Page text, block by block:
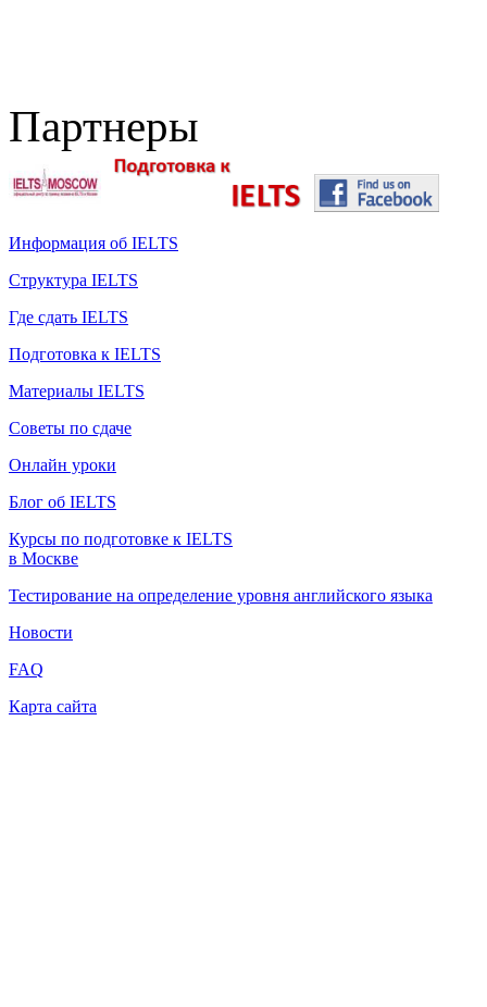
Партнеры
Информация об IELTS
Структура IELTS
Где сдать IELTS
Подготовка к IELTS
Материалы IELTS
Советы по сдаче
Онлайн уроки
Блог об IELTS
Курсы по подготовке к IELTS
в Москве
Тестирование на определение уровня английского языка
Новости
FAQ
Карта сайта